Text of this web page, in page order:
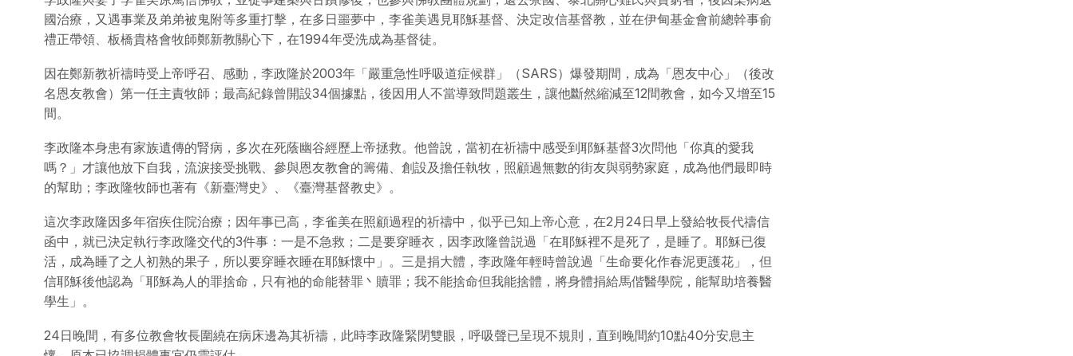
國治療，又遇事業及弟弟被鬼附等多重打擊，在多日噩夢中，李雀美遇見耶穌基督、決定改信基督教，並在伊甸基金會前總幹事俞
禮正帶領、板橋貴格會牧師鄭新教關心下，在1994年受洗成為基督徒。
因在鄭新教祈禱時受上帝呼召、感動，李政隆於2003年「嚴重急性呼吸道症候群」（SARS）爆發期間，成為「恩友中心」（後改
名恩友教會）第一任主責牧師；最高紀錄曾開設34個據點，後因用人不當導致問題叢生，讓他斷然縮減至12間教會，如今又增至15
間。
李政隆本身患有家族遺傳的腎病，多次在死蔭幽谷經歷上帝拯救。他曾說，當初在祈禱中感受到耶穌基督3次問他「你真的愛我
嗎？」才讓他放下自我，流淚接受挑戰、參與恩友教會的籌備、創設及擔任執牧，照顧過無數的街友與弱勢家庭，成為他們最即時
的幫助；李政隆牧師也著有《新臺灣史》、《臺灣基督教史》。
這次李政隆因多年宿疾住院治療；因年事已高，李雀美在照顧過程的祈禱中，似乎已知上帝心意，在2月24日早上發給牧長代禱信
函中，就已決定執行李政隆交代的3件事：一是不急救；二是要穿睡衣，因李政隆曾説過「在耶穌裡不是死了，是睡了。耶穌已復
活，成為睡了之人初熟的果子，所以要穿睡衣睡在耶穌懷中」。三是捐大體，李政隆年輕時曾說過「生命要化作春泥更護花」，但
信耶穌後他認為「耶穌為人的罪捨命，只有祂的命能替罪丶贖罪；我不能捨命但我能捨體，將身體捐給馬偕醫學院，能幫助培養醫
學生」。
24日晚間，有多位教會牧長圍繞在病床邊為其祈禱，此時李政隆緊閉雙眼，呼吸聲已呈現不規則，直到晚間約10點40分安息主